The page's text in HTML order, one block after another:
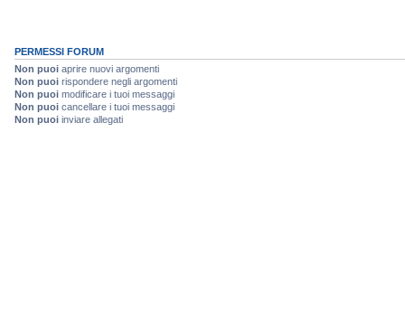
PERMESSI FORUM
Non puoi aprire nuovi argomenti
Non puoi rispondere negli argomenti
Non puoi modificare i tuoi messaggi
Non puoi cancellare i tuoi messaggi
Non puoi inviare allegati